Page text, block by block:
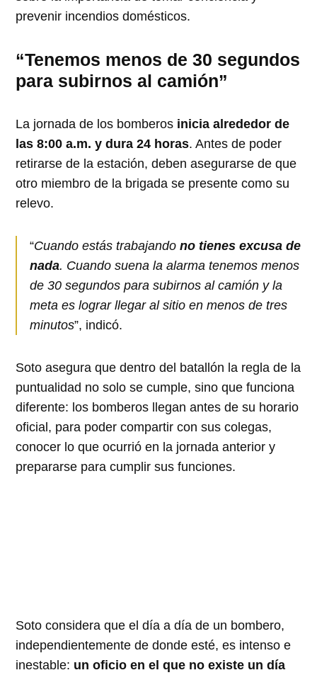
prevenir incendios domésticos.
“Tenemos menos de 30 segundos
para subirnos al camión”
La jornada de los bomberos inicia alrededor de
las 8:00 a.m. y dura 24 horas. Antes de poder
retirarse de la estación, deben asegurarse de que
otro miembro de la brigada se presente como su
relevo.
“Cuando estás trabajandono tienes excusa de
nada. Cuando suena la alarma tenemos menos
de 30 segundos para subirnos al camión y la
meta es lograr llegar al sitio en menos de tres
minutos”, indicó.
Soto asegura que dentro del batallón la regla de la
puntualidad no solo se cumple, sino que funciona
diferente: los bomberos llegan antes de su horario
oficial, para poder compartir con sus colegas,
conocer lo que ocurrió en la jornada anterior y
prepararse para cumplir sus funciones.
Soto considera que el día a día de un bombero,
independientemente de donde esté, es intenso e
inestable: un oficio en el que no existe un día